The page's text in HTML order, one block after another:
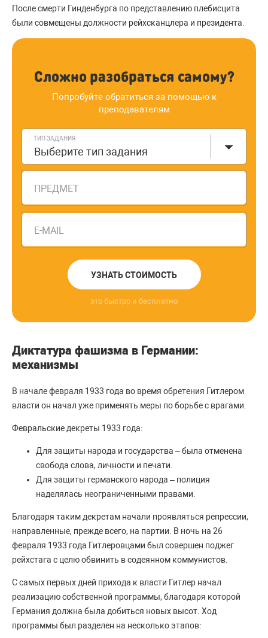
После смерти Гинденбурга по представлению плебисцита
были совмещены должности рейхсканцлера и президента.
Сложно разобраться самому?
Попробуйте обратиться за помощью к
преподавателям
ТИП ЗАДАНИЯ
Выберите тип задания
ПРЕДМЕТ
E-MAIL
УЗНАТЬ СТОИМОСТЬ
это быстро и бесплатно
Диктатура фашизма в Германии:
механизмы
В начале февраля 1933 года во время обретения Гитлером
власти он начал уже применять меры по борьбе с врагами.
Февральские декреты 1933 года:
Для защиты народа и государства – была отменена
свобода слова, личности и печати.
Для защиты германского народа – полиция
наделялась неограниченными правами.
Благодаря таким декретам начали проявляться репрессии,
направленные, прежде всего, на партии. В ночь на 26
февраля 1933 года Гитлеровцами был совершен поджег
рейхстага с целю обвинить в содеянном коммунистов.
С самых первых дней прихода к власти Гитлер начал
реализацию собственной программы, благодаря которой
Германия должна была добиться новых высот. Ход
программы был разделен на несколько этапов: